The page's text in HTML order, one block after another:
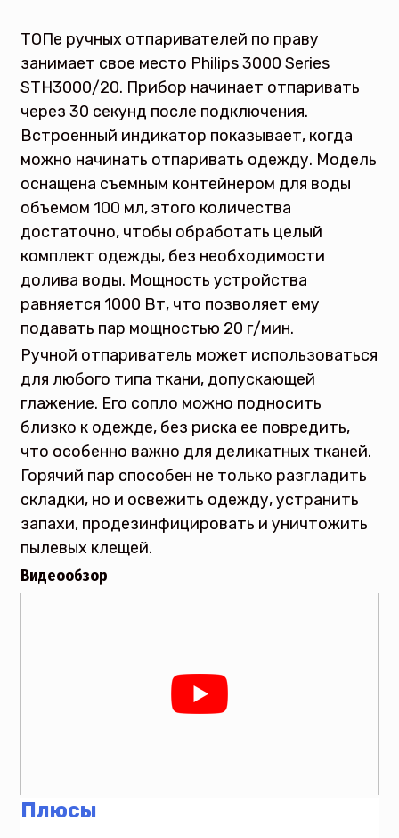
ТОПе ручных отпаривателей по праву
занимает свое место Philips 3000 Series
STH3000/20. Прибор начинает отпаривать
через 30 секунд после подключения.
Встроенный индикатор показывает, когда
можно начинать отпаривать одежду. Модель
оснащена съемным контейнером для воды
объемом 100 мл, этого количества
достаточно, чтобы обработать целый
комплект одежды, без необходимости
долива воды. Мощность устройства
равняется 1000 Вт, что позволяет ему
подавать пар мощностью 20 г/мин.
Ручной отпариватель может использоваться
для любого типа ткани, допускающей
глажение. Его сопло можно подносить
близко к одежде, без риска ее повредить,
что особенно важно для деликатных тканей.
Горячий пар способен не только разгладить
складки, но и освежить одежду, устранить
запахи, продезинфицировать и уничтожить
пылевых клещей.
Видеообзор
Плюсы